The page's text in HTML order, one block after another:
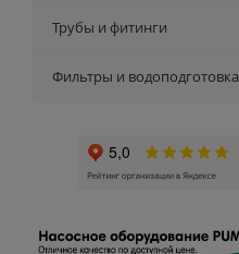
Трубы и фитинги
Фильтры и водоподготовка